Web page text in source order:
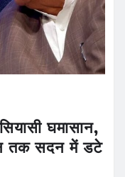
घमासान,
तक सदन में डटे